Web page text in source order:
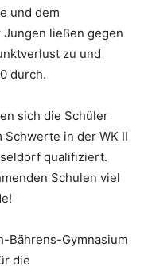
und dem
ließen gegen
zu und
durch.
sich die Schüler
in der WK II
qualifiziert.
Schulen viel
Bährens-Gymnasium
die